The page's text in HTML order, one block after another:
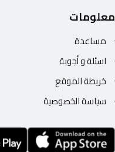
معلومات
مساعدة
اسئلة و أجوبة
خريطة الموقع
سياسة الخصوصية